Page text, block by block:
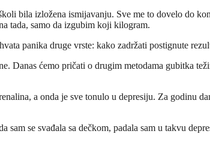
bila izložena ismijavanju. Sve me to dovelo do
tada, samo da izgubim koji kilogram.
panika druge vrste: kako zadržati postignute
Danas ćemo pričati o drugim metodama gubitka
a onda je sve tonulo u depresiju. Za godinu
se svađala sa dečkom, padala sam u takvu